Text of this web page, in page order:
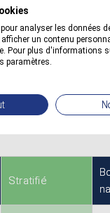
comptoirs. Sa
aux taches en
le contact prolongé
chants et joints
: stratifié
Stratifié
analyser les données
un contenu
Pour plus d'informations
paramètres.